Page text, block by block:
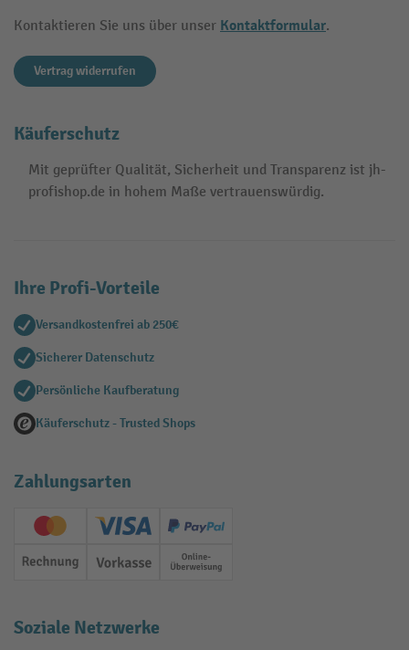
Kontaktieren Sie uns über unser Kontaktformular.
Vertrag widerrufen
Käuferschutz
Mit geprüfter Qualität, Sicherheit und Transparenz ist jh-
profishop.de in hohem Maße vertrauenswürdig.
Ihre Profi-Vorteile
Versandkostenfrei ab 250€
Sicherer Datenschutz
Persönliche Kaufberatung
Käuferschutz - Trusted Shops
Zahlungsarten
Creditcard (Master)Creditcard (Visa)
PayPal
Rechnung Vorkasse Online-Überweisung
Soziale Netzwerke